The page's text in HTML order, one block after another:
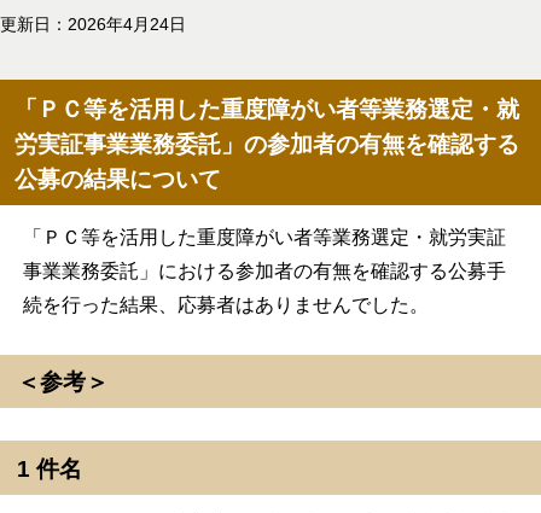
更新日：2026年4月24日
「ＰＣ等を活用した重度障がい者等業務選定・就
労実証事業業務委託」の参加者の有無を確認する
公募の結果について
「ＰＣ等を活用した重度障がい者等業務選定・就労実証
事業業務委託」における参加者の有無を確認する公募手
続を行った結果、応募者はありませんでした。
＜参考＞
1 件名